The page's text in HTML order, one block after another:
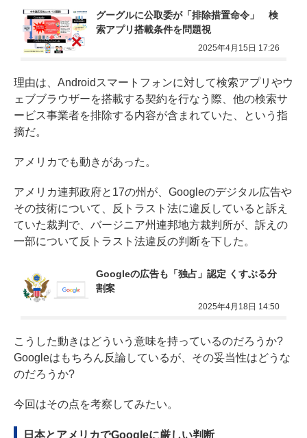
グーグルに公取委が「排除措置命令」　検
索アプリ搭載条件を問題視
2025年4月15日 17:26
理由は、Androidスマートフォンに対して検索アプリやウ
ェブブラウザーを搭載する契約を行なう際、他の検索サ
ービス事業者を排除する内容が含まれていた、という指
摘だ。
アメリカでも動きがあった。
アメリカ連邦政府と17の州が、Googleのデジタル広告や
その技術について、反トラスト法に違反していると訴え
ていた裁判で、バージニア州連邦地方裁判所が、訴えの
一部について反トラスト法違反の判断を下した。
Googleの広告も「独占」認定 くすぶる分
割案
2025年4月18日 14:50
こうした動きはどういう意味を持っているのだろうか?
Googleはもちろん反論しているが、その妥当性はどうな
のだろうか?
今回はその点を考察してみたい。
日本とアメリカでGoogleに厳しい判断